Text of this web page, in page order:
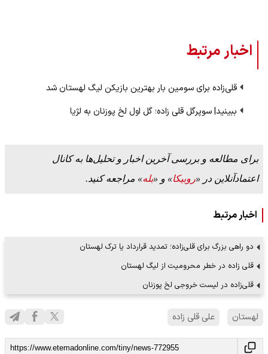
اخبار مرتبط
قلی‌زاده برای سومین بار بهترین بازیکن لیگ لهستان شد
ببینید| سوپرگل قلی زاده؛ گل اول لخ پوزنان به لژیا
برای مطالعه و بررسی آخرین اخبار و تحلیل‌ها به کانال
اعتمادآنلاین در «روبیکا» و «بله» مراجعه کنید.
اخبار مرتبط
دو راهی بزرگ برای قلی‌زاده؛ تمدید قرارداد یا ترک لهستان
قلی زاده در خطر محرومیت از لیگ لهستان
قلی‌زاده در لیست خروجی لخ پوزنان
لهستان علی قلی زاده